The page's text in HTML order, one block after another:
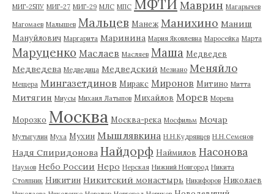
МИГ-25ПУ МИГ-27 МИГ-29 МЛС МПС МФТИ Маврин Магарычев
Магомаев Малышев Мальцев Манеж Манихино Маниш
Мануйлович Маргарита Маринина Мария Яковлевна Маросейка Марта
Маруценко Маслаев Масляев Маша Медведев
Медведева Медведица Медведский Мезиано Меняйло
Мещера Мингазетдинов Миракс Миронов Митино Митта
Митягин Миусы Михаил Латыпов Михайлов Морев Морева
Морозко Москва Москва-река Мосфильм Мочар
Мутыгулин Муха Мухин Мышлявкина Н.Н.Кудрявцев Н.Н.Семенов
Надя Спиридонова Найдорф Наймилов Насонова
Наумов Небо России Неро Нерская Нижний Новгород Никита
Столпник Никитин Никитский монастырь Никифоров Николаев